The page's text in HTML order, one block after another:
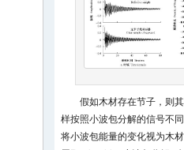
假如木材存在节子，则
样按照小波包分解的信号不
将小波包能量的变化视为木